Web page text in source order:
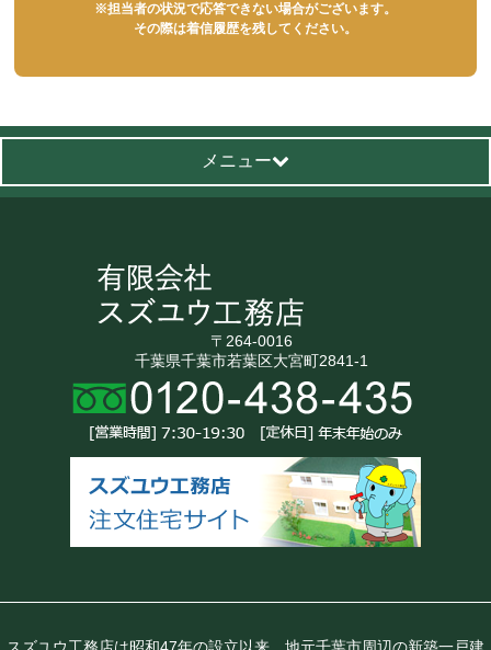
※担当者の状況で応答できない場合がございます。
その際は着信履歴を残してください。
メニュー
〒264-0016
千葉県千葉市若葉区大宮町2841-1
スズユウ工務店は昭和47年の設立以来、地元千葉市周辺の新築一戸建